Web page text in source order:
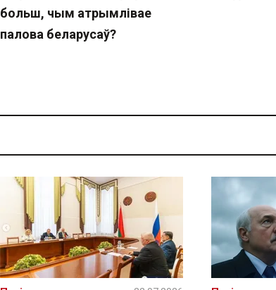
больш, чым атрымлівае
палова беларусаў?